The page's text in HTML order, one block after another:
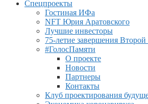
Спецпроекты
Гостиная ИФа
NFT Юрия Аратовского
Лучшие инвесторы
75-летие завершения
#ГолосПамяти
О проекте
Новости
Партнеры
Контакты
Клуб проектирования